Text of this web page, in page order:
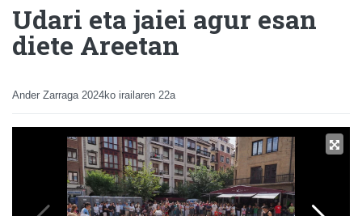
Udari eta jaiei agur esan
diete Areetan
Ander Zarraga 2024ko irailaren 22a